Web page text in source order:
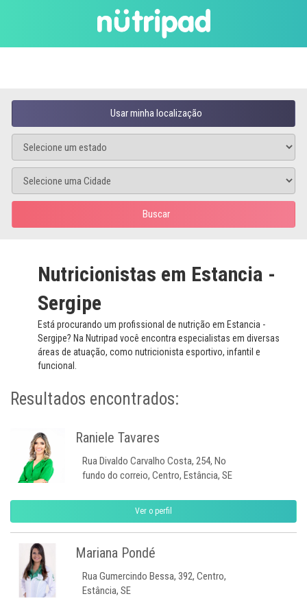
Usar minha localização
Buscar
Nutricionistas em Estancia -
Sergipe
Está procurando um profissional de nutrição em Estancia -
Sergipe? Na Nutripad você encontra especialistas em diversas
áreas de atuação, como nutricionista esportivo, infantil e
funcional.
Resultados encontrados:
Raniele Tavares
Rua Divaldo Carvalho Costa, 254, No
fundo do correio, Centro, Estância, SE
Ver o perfil
Mariana Pondé
Rua Gumercindo Bessa, 392, Centro,
Estância, SE